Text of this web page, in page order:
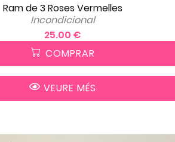
Ram de 3 Roses Vermelles
Incondicional
25.00 €
COMPRAR
VEURE MÉS